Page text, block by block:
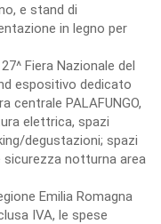
e stand di
in legno per
Fiera Nazionale del
espositivo dedicato
centrale PALAFUNGO,
elettrica, spazi
degustazioni; spazi
sicurezza notturna area
Emilia Romagna
IVA, le spese